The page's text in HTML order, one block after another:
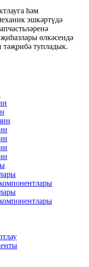
һәм
эшкәртүдә
өлкәсендә
тәҗрибә тупладык.